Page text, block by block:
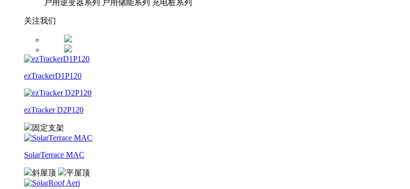
户用逆变器系列
户用储能系列 充电桩系列
关注我们
ezTrackerD1P120
ezTracker D2P120
固定支架
SolarTerrace MAC
斜屋顶 平屋顶